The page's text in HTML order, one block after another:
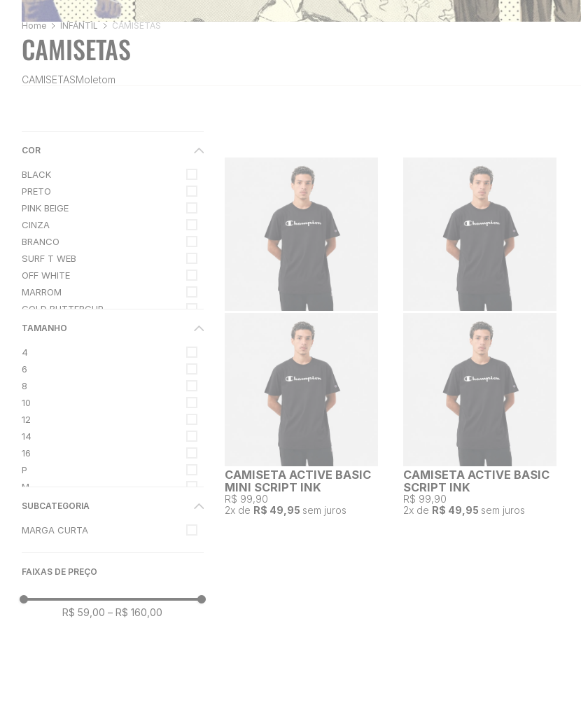
INFANTIL CAMISETAS
CAMISETAS
CAMISETASMoletom
SUBCATEGORIA
MARGA CURTA
COR
BLACK
PRETO
PINK BEIGE
CINZA
BRANCO
SURF T WEB
OFF WHITE
MARROM
GOLD BUTTERCUP
AZUL
NAVY
COFFEE
TAMANHO
4
6
8
10
12
14
16
P
M
G
XGG
FAIXAS DE PREÇO
R$ 59,00 – R$ 160,00
CAMISETA ACTIVE BASIC
MINI SCRIPT INK
R$ 99,90
2x de R$ 49,95 sem juros
CAMISETA ACTIVE BASIC
SCRIPT INK
R$ 99,90
2x de R$ 49,95 sem juros